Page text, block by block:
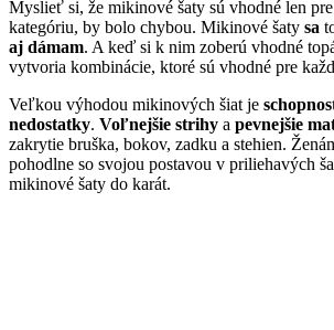
Myslieť si, že mikinové šaty sú vhodné len
kategóriu, by bolo chybou. Mikinové šaty sa
aj dámam. A keď si k nim zoberú vhodné
vytvoria kombinácie, ktoré sú vhodné pre
Veľkou výhodou mikinových šiat je
nedostatky. Voľnejšie strihy a pevnejšie
zakrytie bruška, bokov, zadku a stehien.
pohodlne so svojou postavou v priliehavých
mikinové šaty do karát.